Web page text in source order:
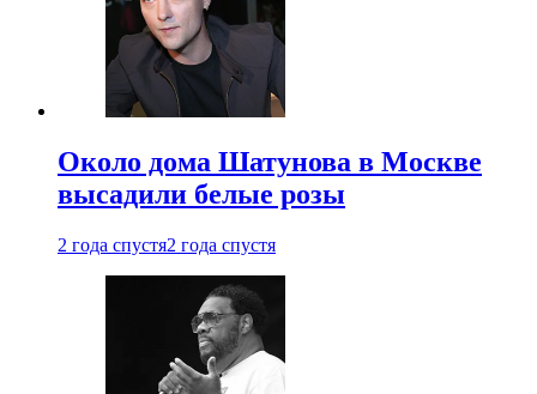
Около дома Шатунова в Москве
высадили белые розы
2 года спустя2 года спустя